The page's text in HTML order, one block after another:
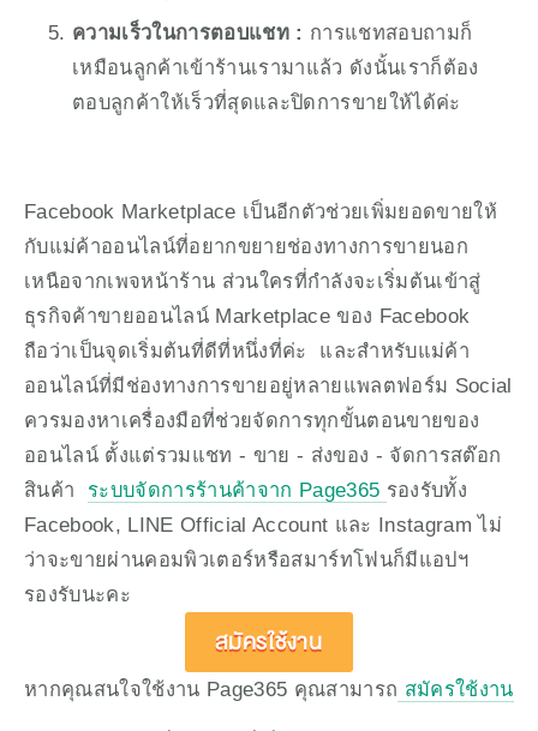
ความเร็วในการตอบแชท : การแชทสอบถามก็
เหมือนลูกค้าเข้าร้านเรามาแล้ว ดังนั้นเราก็ต้อง
ตอบลูกค้าให้เร็วที่สุดและปิดการขายให้ได้ค่ะ
Facebook Marketplace เป็นอีกตัวช่วยเพิ่มยอดขายให้
กับแม่ค้าออนไลน์ที่อยากขยายช่องทางการขายนอก
เหนือจากเพจหน้าร้าน ส่วนใครที่กำลังจะเริ่มต้นเข้าสู่
ธุรกิจค้าขายออนไลน์ Marketplace ของ Facebook
ถือว่าเป็นจุดเริ่มต้นที่ดีที่หนึ่งที่ค่ะ  และสำหรับแม่ค้า
ออนไลน์ที่มีช่องทางการขายอยู่หลายแพลตฟอร์ม Social
ควรมองหาเครื่องมือที่ช่วยจัดการทุกขั้นตอนขายของ
ออนไลน์ ตั้งแต่รวมแชท - ขาย - ส่งของ - จัดการสต๊อก
สินค้า ระบบจัดการร้านค้าจาก Page365 รองรับทั้ง
Facebook, LINE Official Account และ Instagram ไม่
ว่าจะขายผ่านคอมพิวเตอร์หรือสมาร์ทโฟนก็มีแอปฯ
รองรับนะคะ
สมัครใช้งาน
หากคุณสนใจใช้งาน Page365 คุณสามารถ สมัครใช้งาน